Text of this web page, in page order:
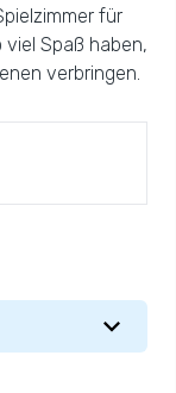
für
viel Spaß haben,
verbringen.